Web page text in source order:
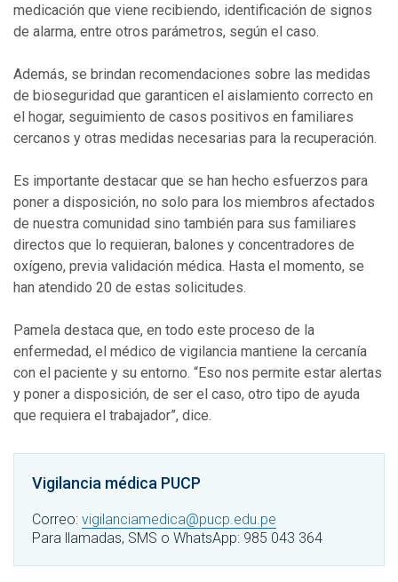
medicación que viene recibiendo, identificación de signos
de alarma, entre otros parámetros, según el caso.
Además, se brindan recomendaciones sobre las medidas
de bioseguridad que garanticen el aislamiento correcto en
el hogar, seguimiento de casos positivos en familiares
cercanos y otras medidas necesarias para la recuperación.
Es importante destacar que se han hecho esfuerzos para
poner a disposición, no solo para los miembros afectados
de nuestra comunidad sino también para sus familiares
directos que lo requieran, balones y concentradores de
oxígeno, previa validación médica. Hasta el momento, se
han atendido 20 de estas solicitudes.
Pamela destaca que, en todo este proceso de la
enfermedad, el médico de vigilancia mantiene la cercanía
con el paciente y su entorno. “Eso nos permite estar alertas
y poner a disposición, de ser el caso, otro tipo de ayuda
que requiera el trabajador”, dice.
Vigilancia médica PUCP
Correo: vigilanciamedica@pucp.edu.pe
Para llamadas, SMS o WhatsApp: 985 043 364